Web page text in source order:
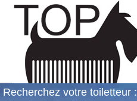
Recherchez votre toiletteur :